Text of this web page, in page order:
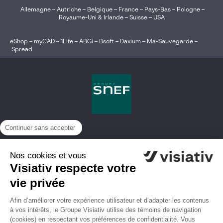
Continuer sans accepter
Nos cookies et vous
Visiativ respecte votre
vie privée
Afin d’améliorer votre expérience utilisateur et d’adapter les contenus
à vos intérêts, le Groupe Visiativ utilise des témoins de navigation
(cookies) en respectant vos préférences de confidentialité. Vous
Allemagne– Autriche– Belgique – France– Pays-Bas– Pologne–
Royaume-Uni & Irlande– Suisse– USA
eShop – myCAD – 1Life – ABGi – Bsoft – Daxium – Ma-Sauvegarde –
Spread